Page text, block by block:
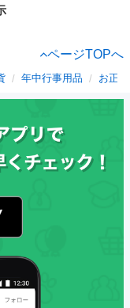
ページTOPへ
年中行事用品 お正月